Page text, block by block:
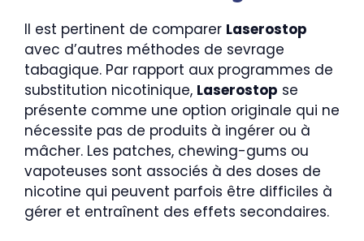
Il est pertinent de comparer Laserostop
avec d’autres méthodes de sevrage
tabagique. Par rapport aux programmes de
substitution nicotinique, Laserostop se
présente comme une option originale qui ne
nécessite pas de produits à ingérer ou à
mâcher. Les patches, chewing-gums ou
vapoteuses sont associés à des doses de
nicotine qui peuvent parfois être difficiles à
gérer et entraînent des effets secondaires.